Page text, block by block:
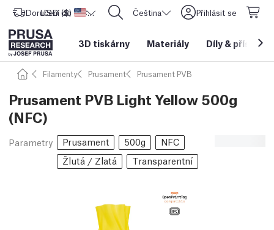
Doručení do Spojené státy americké
USD ($) CORE One L: Nyní skladem! Čeština Přihlásit se
3D tiskárny Materiály Díly &
Filamenty Prusament Prusament PVB
Prusament PVB Light Yellow 500g
(NFC)
Parametry Prusament 500g
NFC
Žlutá / Zlatá
Transparentní